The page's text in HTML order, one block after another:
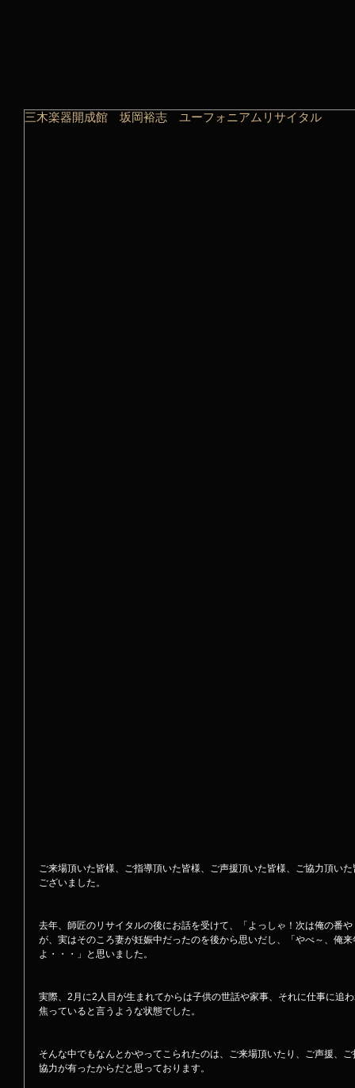
三木楽器開成館 坂岡裕志 ユーフォニアムリサイタル
ご来場頂いた皆様、ご指導頂いた皆様、ご声援頂いた皆様、ご協力頂い
ございました。
去年、師匠のリサイタルの後にお話を受けて、「よっしゃ！次は俺の番
が、実はそのころ妻が妊娠中だったのを後から思いだし、「やべ～、俺
よ・・・」と思いました。
実際、2月に2人目が生まれてからは子供の世話や家事、それに仕事に追
焦っていると言うような状態でした。
そんな中でもなんとかやってこられたのは、ご来場頂いたり、ご声援、
協力が有ったからだと思っております。